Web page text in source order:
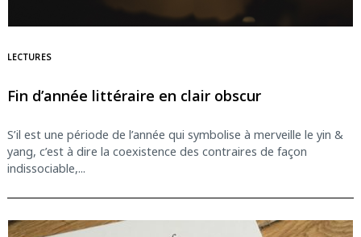
LECTURES
Fin d’année littéraire en clair obscur
S’il est une période de l’année qui symbolise à merveille le yin &
yang, c’est à dire la coexistence des contraires de façon
indissociable,...